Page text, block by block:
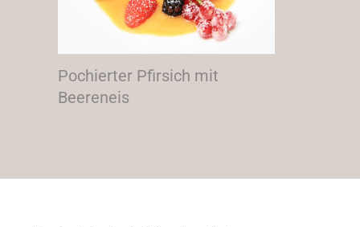
Pochierter Pfirsich mit
Beereneis